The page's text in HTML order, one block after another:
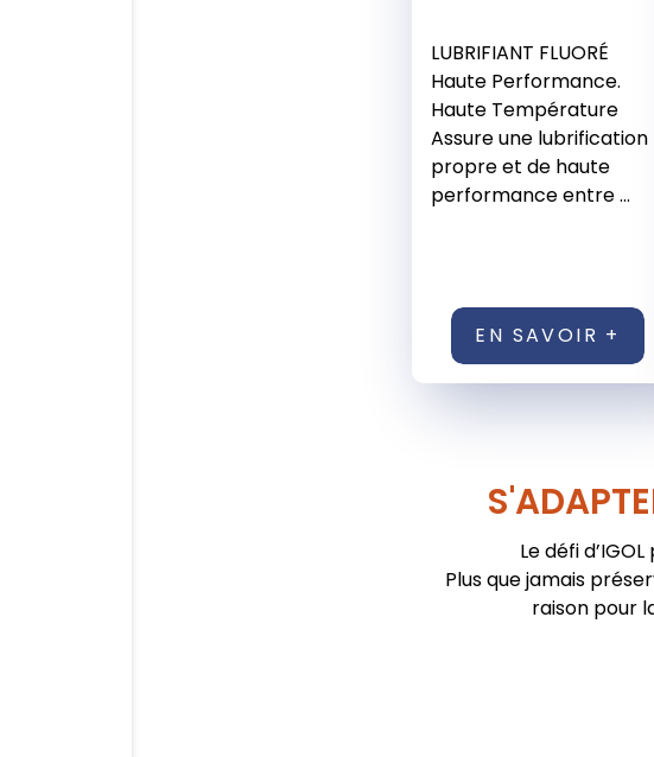
LUBRIFIANT FLUORÉ
Haute Performance.
Haute Température
Assure une lubrification
propre et de haute
performance entre ...
EN SAVOIR +
Le défi
Plus que jamais
raison pour